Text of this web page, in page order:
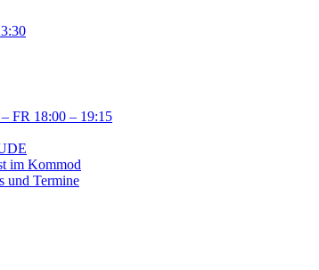
FR 18:00 – 19:15
im Kommod
und Termine